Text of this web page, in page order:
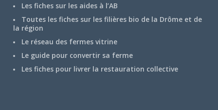
Les fiches sur les aides à l’AB
Toutes les fiches sur les filières bio de la Drôme et de
la région
Le réseau des fermes vitrine
Le guide pour convertir sa ferme
Les fiches pour livrer la restauration collective